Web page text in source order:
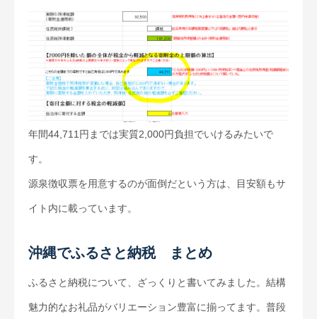
年間44,711円までは実質2,000円負担でいけるみたいで
す。
源泉徴収票を用意するのが面倒だという方は、目安額もサ
イト内に載っています。
沖縄でふるさと納税 まとめ
ふるさと納税について、ざっくりと書いてみました。結構
魅力的なお礼品がバリエーション豊富に揃ってます。普段